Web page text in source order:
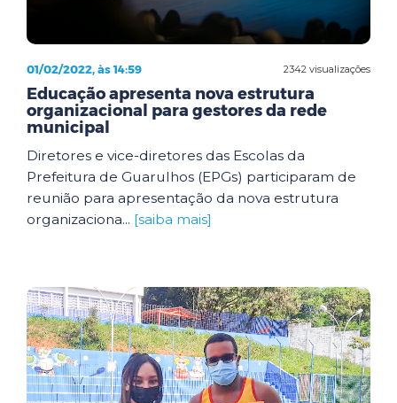
2342 visualizações
01/02/2022, às 14:59
Educação apresenta nova estrutura
organizacional para gestores da rede
municipal
Diretores e vice-diretores das Escolas da
Prefeitura de Guarulhos (EPGs) participaram de
reunião para apresentação da nova estrutura
organizaciona... [saiba mais]